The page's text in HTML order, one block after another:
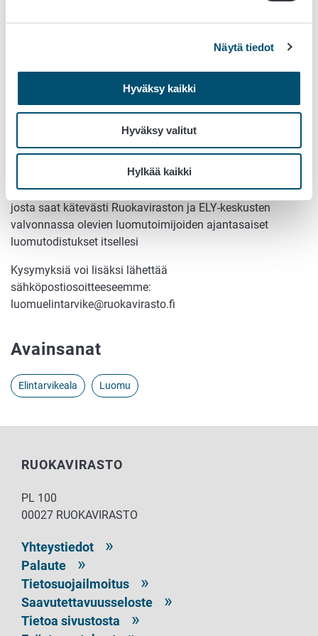
Näytä tiedot
Hyväksy kaikki
Hyväksy valitut
Hylkää kaikki
ulkomaiselle valvojalle
Mikäli teillä on tuontia EU:n ulkopuolelta:
tuontisertifikaatit kaikista kolmansista maista
Tarkastus tehdään sähköisellä tarkastuslomakkeella.
Tarkastuksen lopuksi kuittaatte tarkastuskertomuksen
Muista: Ruokaviraston nettisivulta löytyyhakupalvelu,
josta saat kätevästi Ruokaviraston ja ELY-keskusten
valvonnassa olevien luomutoimijoiden ajantasaiset
luomutodistukset itsellesi
Kysymyksiä voi lisäksi lähettää
sähköpostiosoitteeseemme:
luomuelintarvike@ruokavirasto.fi
Avainsanat
Elintarvikeala Luomu
RUOKAVIRASTO
PL 100
00027 RUOKAVIRASTO
Yhteystiedot
Palaute
Tietosuojailmoitus
Saavutettavuusseloste
Tietoa sivustosta